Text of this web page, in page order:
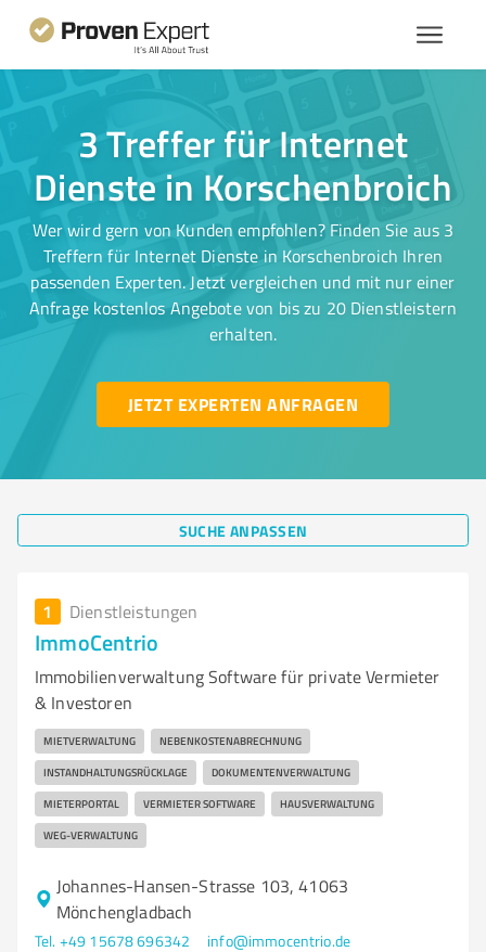
3 Treffer für Internet
Dienste in Korschenbroich
Wer wird gern von Kunden empfohlen? Finden Sie aus 3
Treffern für Internet Dienste in Korschenbroich Ihren
passenden Experten. Jetzt vergleichen und mit nur einer
Anfrage kostenlos Angebote von bis zu 20 Dienstleistern
erhalten.
JETZT EXPERTEN ANFRAGEN
SUCHE ANPASSEN
1 Dienstleistungen
ImmoCentrio
Immobilienverwaltung Software für private Vermieter
& Investoren
MIETVERWALTUNG NEBENKOSTENABRECHNUNG
INSTANDHALTUNGSRÜCKLAGE DOKUMENTENVERWALTUNG
MIETERPORTAL VERMIETER SOFTWARE HAUSVERWALTUNG
WEG-VERWALTUNG
Johannes-Hansen-Strasse 103, 41063
Mönchengladbach
Tel. +49 15678 696342
info@immocentrio.de